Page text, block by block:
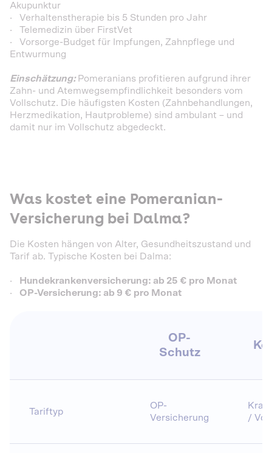
Akupunktur
· Verhaltenstherapie bis 5 Stunden pro Jahr
· Telemedizin über FirstVet
· Vorsorge-Budget für Impfungen, Zahnpflege und
Entwurmung
Einschätzung: Pomeranians profitieren aufgrund ihrer
Zahn- und Atemwegsempfindlichkeit besonders vom
Vollschutz. Die häufigsten Kosten (Zahnbehandlungen,
Herzmedikation, Hautprobleme) sind ambulant – und
damit nur im Vollschutz abgedeckt.
Was kostet eine Pomeranian-
Versicherung bei Dalma?
Die Kosten hängen von Alter, Gesundheitszustand und
Tarif ab. Typische Kosten bei Dalma:
·
Hundekrankenversicherung: ab 25 € pro Monat
· OP-Versicherung: ab 9 € pro Monat
OP-
Schutz
Tariftyp
OP-
Versicherung
/